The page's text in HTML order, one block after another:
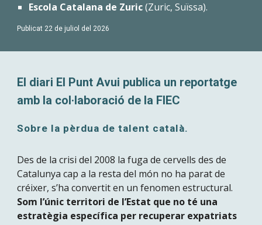
Escola Catalana de Zuric(Zuric, Suïssa).
Publicat 22 de juliol del 2026
El diari El Punt Avui publica un reportatge
amb la col·laboració de la FIEC
Sobre la pèrdua de talent català.
Des de la crisi del 2008 la fuga de cervells des de
Catalunya cap a la resta del món no ha parat de
créixer, s’ha convertit en un fenomen estructural.
Som l’únic territori de l’Estat que no té una
estratègia específica per recuperar expatriats